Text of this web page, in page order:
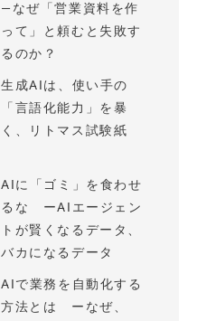
—なぜ「営業資料を作
って」と頼むと失敗す
るのか？
生成AIは、使い手の
「言語化能力」を暴
く、リトマス試験紙
AIに「ゴミ」を食わせ
るな ーAIエージェン
トが賢くなるデータ、
バカになるデータ
AIで業務を自動化する
方法とは ーなぜ、